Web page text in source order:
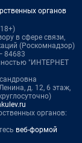
органов
в сфере связи,
(Роскомнадзор)
84683
"ИНТЕРНЕТ
д. 12, 6 этаж,
органов:
веб-формой